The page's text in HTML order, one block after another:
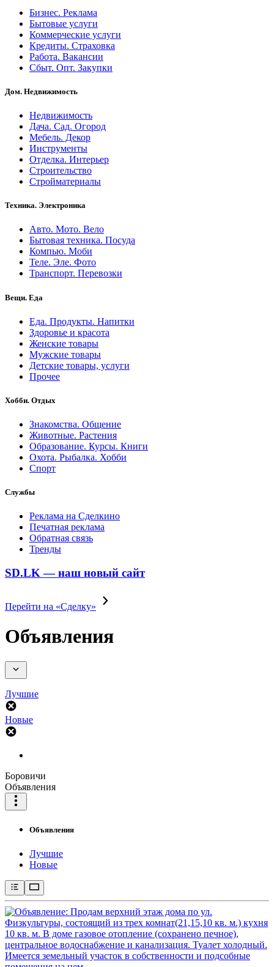
Бизнес. Реклама
Бытовые услуги
Коммерческие услуги
Кредиты. Страховка
Работа. Вакансии
Сбыт. Опт. Закупки
Дом. Недвижимость
Недвижимость
Дача. Сад. Огород
Мебель. Декор
Инструменты
Отделка. Интерьер
Строительство
Стройматериалы
Техника. Электроника
Авто. Мото. Вело
Бытовая техника. Посуда
Компью. Моби
Теле. Эле. Фото
Транспорт. Перевозки
Вещи. Еда
Еда. Продукты. Напитки
Здоровье и красота
Женские товары
Мужские товары
Детские товары, услуги
Прочее
Хобби. Отдых
Знакомства. Общение
Животные. Растения
Образование. Курсы. Книги
Охота. Рыбалка. Хобби
Спорт
Службы
Реклама на Сделкино
Печатная реклама
Обратная связь
Тренды
SD.LK — наш новый сайт
Перейти на «Сделку»
Объявления
Лучшие
Новые
Боровичи
Объявления
Объявления
Лучшие
Новые